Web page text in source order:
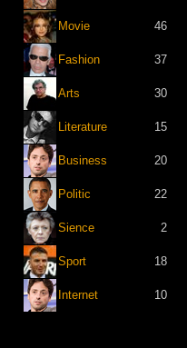
Movie 46
Fashion 37
Arts 30
Literature 15
Business 20
Politic 22
Sience 2
Sport 18
Internet 10